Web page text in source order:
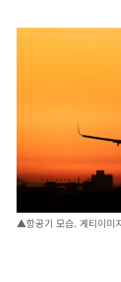
▲항공기 모습. 게티이미